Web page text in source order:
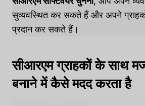
सुव्यवस्थित कर सकते हैं और अपने
प्रदान कर सकते हैं।
सीआरएम ग्राहकों के साथ
बनाने में कैसे मदद करता है